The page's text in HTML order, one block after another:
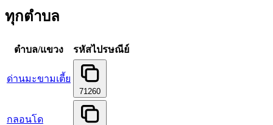
ทุกตำบล
ตำบล/แขวง รหัสไปรษณีย์
ด่านมะขามเตี้ย
71260
กลอนโด